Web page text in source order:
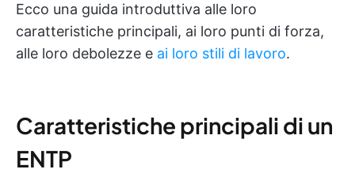
Ecco una guida introduttiva alle loro
caratteristiche principali, ai loro punti di forza,
alle loro debolezze e ai loro stili di lavoro.
Caratteristiche principali di un
ENTP